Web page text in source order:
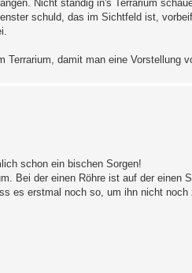
Nicht ständig in's Terrarium
schuld, das im Sichtfeld ist,
Terrarium, damit man eine Vorstellung
schon ein bischen Sorgen!
Bei der einen Röhre ist auf der
es erstmal noch so, um ihn nicht